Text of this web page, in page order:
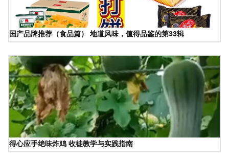
国产品牌推荐（食品篇） 地道风味，值得品鉴的第33辑
得心应手绝味炸鸡 收徒教学与实践指南